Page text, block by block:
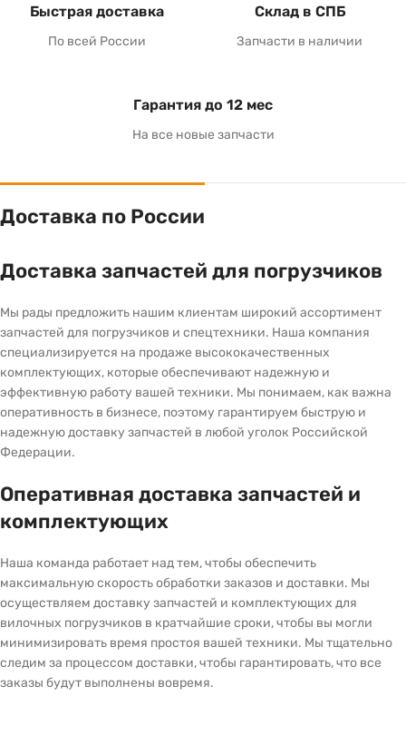
Быстрая доставка
По всей России
Склад в СПБ
Запчасти в наличии
Гарантия до 12 мес
На все новые запчасти
Доставка по России
Доставка запчастей для погрузчиков
Мы рады предложить нашим клиентам широкий ассортимент
запчастей для погрузчиков и спецтехники. Наша компания
специализируется на продаже высококачественных
комплектующих, которые обеспечивают надежную и
эффективную работу вашей техники. Мы понимаем, как важна
оперативность в бизнесе, поэтому гарантируем быструю и
надежную доставку запчастей в любой уголок Российской
Федерации.
Оперативная доставка запчастей и
комплектующих
Наша команда работает над тем, чтобы обеспечить
максимальную скорость обработки заказов и доставки. Мы
осуществляем доставку запчастей и комплектующих для
вилочных погрузчиков в кратчайшие сроки, чтобы вы могли
минимизировать время простоя вашей техники. Мы тщательно
следим за процессом доставки, чтобы гарантировать, что все
заказы будут выполнены вовремя.